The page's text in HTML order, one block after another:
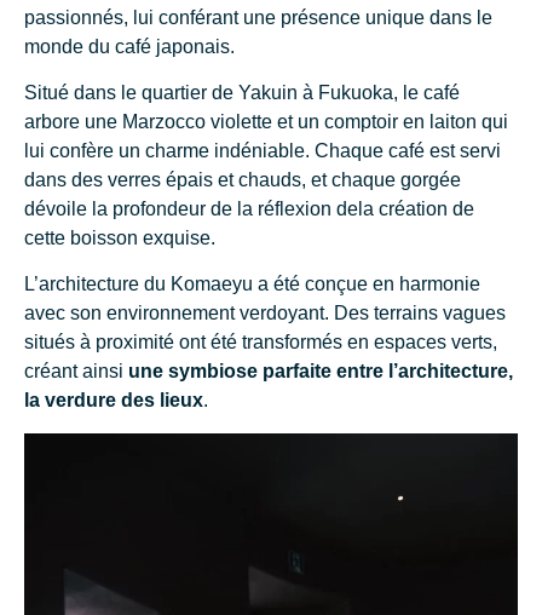
passionnés, lui conférant une présence unique dans le
monde du café japonais.
Situé dans le quartier de Yakuin à Fukuoka, le café
arbore une Marzocco violette et un comptoir en laiton qui
lui confère un charme indéniable. Chaque café est servi
dans des verres épais et chauds, et chaque gorgée
dévoile la profondeur de la réflexion dela création de
cette boisson exquise.
L’architecture du Komaeyu a été conçue en harmonie
avec son environnement verdoyant. Des terrains vagues
situés à proximité ont été transformés en espaces verts,
créant ainsi une symbiose parfaite entre l’architecture,
la verdure des lieux.